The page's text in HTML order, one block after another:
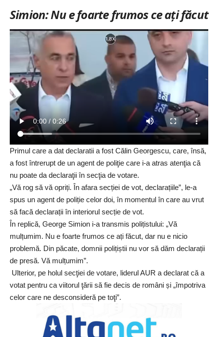
Simion: Nu e foarte frumos ce ați făcut
Primul care a dat declaratii a fost Călin Georgescu, care, însă,
a fost întrerupt de un agent de poliţie care i-a atras atenţia că
nu poate da declaraţii în secţia de votare.
„Vă rog să vă opriți. În afara secției de vot, declarațiile”, le-a
spus un agent de poliție celor doi, în momentul în care au vrut
să facă declarații în interiorul secție de vot.
În replică, George Simion i-a transmis polițistului: „Vă
mulțumim. Nu e foarte frumos ce ați făcut, dar nu e nicio
problemă. Din păcate, domnii polițiștii nu vor să dăm declarații
de presă. Vă mulțumim”.
Ulterior, pe holul secţiei de votare, liderul AUR a declarat că a
votat pentru ca viitorul ţării să fie decis de români și „împotriva
celor care ne desconsideră pe toţi”.